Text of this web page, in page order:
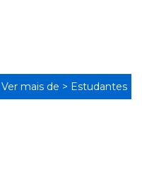
Ver mais de > Estudantes